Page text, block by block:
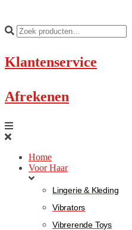
Klantenservice
Afrekenen
Home
Voor Haar
Lingerie & Kleding
Vibrators
Vibrerende Toys